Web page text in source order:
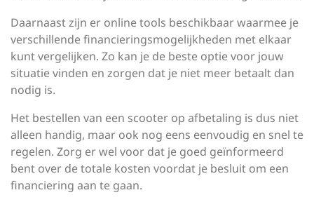
Daarnaast zijn er online tools beschikbaar waarmee je
verschillende financieringsmogelijkheden met elkaar
kunt vergelijken. Zo kan je de beste optie voor jouw
situatie vinden en zorgen dat je niet meer betaalt dan
nodig is.
Het bestellen van een scooter op afbetaling is dus niet
alleen handig, maar ook nog eens eenvoudig en snel te
regelen. Zorg er wel voor dat je goed geïnformeerd
bent over de totale kosten voordat je besluit om een
financiering aan te gaan.